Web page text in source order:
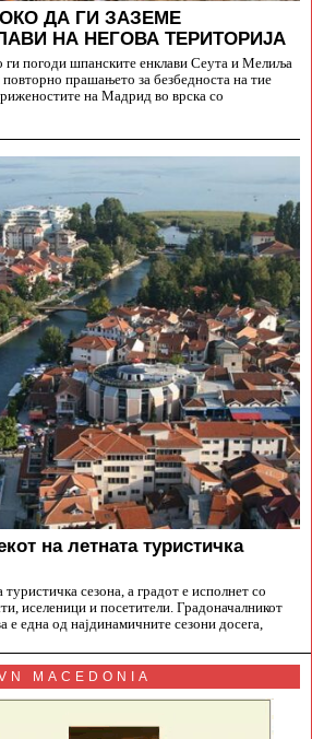
ДА ГИ ЗАЗЕМЕ
НА НЕГОВА ТЕРИТОРИЈА
погоди шпанските енклави Сеута и Мелиља
прашањето за безбедноста на тие
на Мадрид во врска со
на летната туристичка
туристичка сезона, а градот е исполнет со
иселеници и посетители. Градоначалникот
една од најдинамичните сезони досега,
MACEDONIA